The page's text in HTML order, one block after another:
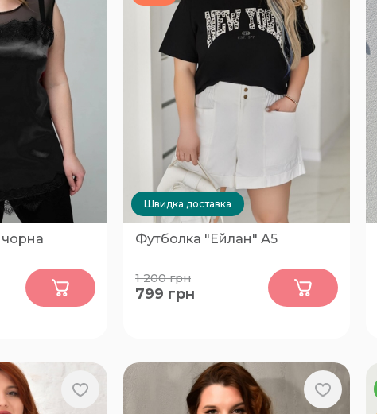
чорна
Швидка доставка
Футболка "Ейлан" А5
60-62
1 200грн
799 грн